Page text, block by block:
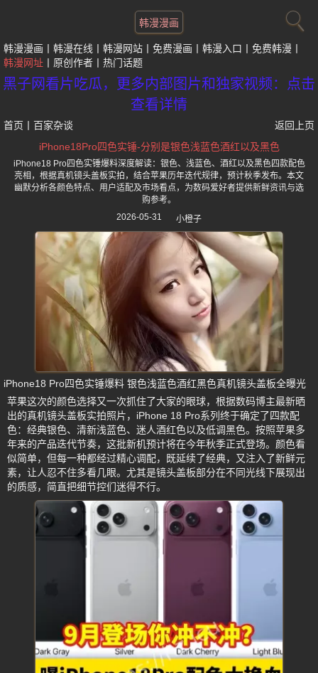
韩漫漫画
韩漫漫画 韩漫在线 韩漫网站 免费漫画 韩漫入口
免费韩漫
韩漫网址
原创作者 热门话题
黑子网看片吃瓜，更多内部图片和独家视频：点击
查看详情
首页 百家杂谈
返回上页
iPhone18Pro四色实锤-分别是银色浅蓝色酒红以及黑色
iPhone18 Pro四色实锤爆料深度解读：银色、浅蓝色、酒红以及黑色四款配色
亮相，根据真机镜头盖板实拍，结合苹果历年迭代规律，预计秋季发布。本文
幽默分析各颜色特点、用户适配及市场看点，为数码爱好者提供新鲜资讯与选
购参考。
2026-05-31
小橙子
iPhone18 Pro四色实锤爆料 银色浅蓝色酒红黑色真机镜头盖板全曝光
苹果这次的颜色选择又一次抓住了大家的眼球，根据数码博主最新晒
出的真机镜头盖板实拍照片，iPhone 18 Pro系列终于确定了四款配
色：经典银色、清新浅蓝色、迷人酒红色以及低调黑色。按照苹果多
年来的产品迭代节奏，这批新机预计将在今年秋季正式登场。颜色看
似简单，但每一种都经过精心调配，既延续了经典，又注入了新鲜元
素，让人忍不住多看几眼。尤其是镜头盖板部分在不同光线下展现出
的质感，简直把细节控们迷得不行。